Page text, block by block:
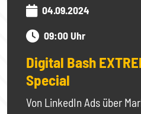
04.09.2024
09:00 Uhr
Digital Bash
Special
Von LinkedIn Ads über